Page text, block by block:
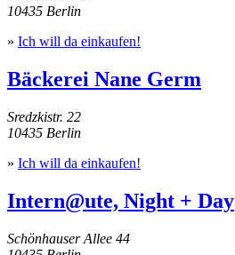
10435 Berlin
» Ich will da einkaufen!
Bäckerei Nane Germ
Sredzkistr. 22
10435 Berlin
» Ich will da einkaufen!
Intern@ute, Night + Day
Schönhauser Allee 44